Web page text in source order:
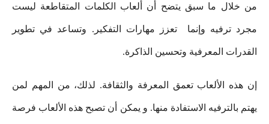
من خلال ما سبق يتضح أن ألعاب الكلمات المتقاطعة ليست
مجرد ترفيه وإنما تعزز مهارات التفكير. وتساعد في تطوير
القدرات المعرفية وتحسين الذاكرة.
إن هذه الألعاب تعمق المعرفة والثقافة. لذلك، من المهم لمن
يهتم بالترفيه الاستفادة منها. و يمكن أن تصبح هذه الألعاب فرصة